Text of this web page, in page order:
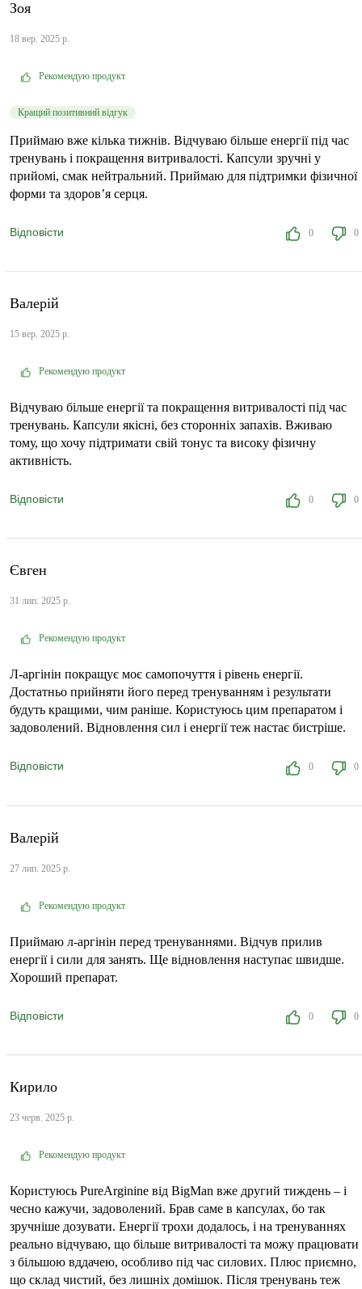
Зоя
18 вер. 2025 р.
Рекомендую продукт
Кращий позитивний відгук
Приймаю вже кілька тижнів. Відчуваю більше енергії під час
тренувань і покращення витривалості. Капсули зручні у
прийомі, смак нейтральний. Приймаю для підтримки фізичної
форми та здоров’я серця.
Відповісти 0 0
Валерій
15 вер. 2025 р.
Рекомендую продукт
Відчуваю більше енергії та покращення витривалості під час
тренувань. Капсули якісні, без сторонніх запахів. Вживаю
тому, що хочу підтримати свій тонус та високу фізичну
активність.
Відповісти 0 0
Євген
31 лип. 2025 р.
Рекомендую продукт
Л-аргінін покращує моє самопочуття і рівень енергії.
Достатньо прийняти його перед тренуванням і результати
будуть кращими, чим раніше. Користуюсь цим препаратом і
задоволений. Відновлення сил і енергії теж настає бистріше.
Відповісти 0 0
Валерій
27 лип. 2025 р.
Рекомендую продукт
Приймаю л-аргінін перед тренуваннями. Відчув прилив
енергії і сили для занять. Ще відновлення наступає швидше.
Хороший препарат.
Відповісти 0 0
Кирило
23 черв. 2025 р.
Рекомендую продукт
Користуюсь PureArginine від BigMan вже другий тиждень – і
чесно кажучи, задоволений. Брав саме в капсулах, бо так
зручніше дозувати. Енергії трохи додалось, і на тренуваннях
реально відчуваю, що більше витривалості та можу працювати
з більшою вддачею, особливо під час силових. Плюс приємно,
що склад чистий, без лишніх домішок. Після тренувань теж